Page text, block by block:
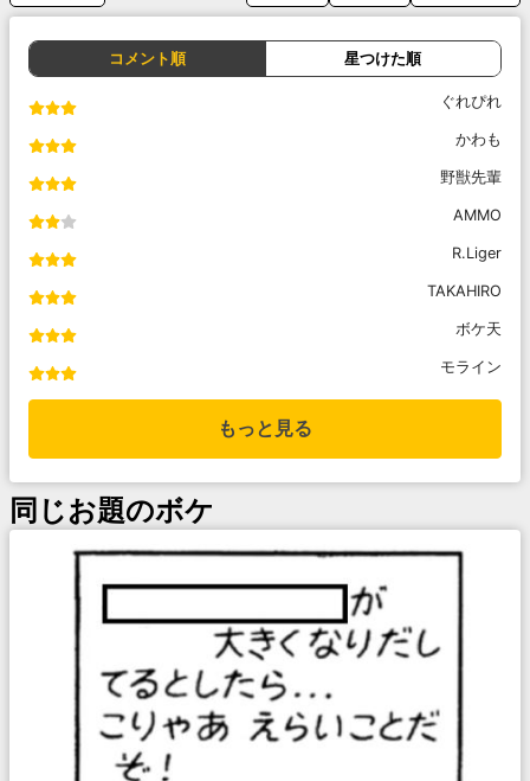
コメント順 星つけた順
ぐれぴれ
かわも
野獣先輩
AMMO
R.Liger
TAKAHIRO
ボケ天
モライン
もっと見る
同じお題のボケ